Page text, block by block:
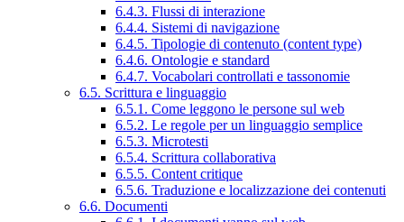
6.4.3. Flussi di interazione
6.4.4. Sistemi di navigazione
6.4.5. Tipologie di contenuto (content type)
6.4.6. Ontologie e standard
6.4.7. Vocabolari controllati e tassonomie
6.5. Scrittura e linguaggio
6.5.1. Come leggono le persone sul web
6.5.2. Le regole per un linguaggio semplice
6.5.3. Microtesti
6.5.4. Scrittura collaborativa
6.5.5. Content critique
6.5.6. Traduzione e localizzazione dei contenuti
6.6. Documenti